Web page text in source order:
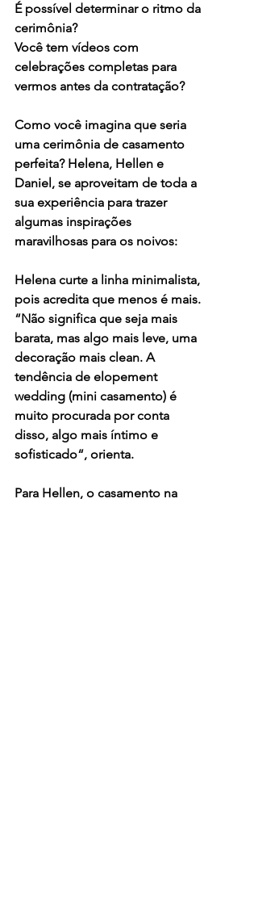
É possível determinar o ritmo da
cerimônia?
Você tem vídeos com
celebrações completas para
vermos antes da contratação?
Como você imagina que seria
uma cerimônia de casamento
perfeita? Helena, Hellen e
Daniel, se aproveitam de toda a
sua experiência para trazer
algumas inspirações
maravilhosas para os noivos:
Helena curte a linha minimalista,
pois acredita que menos é mais.
“Não significa que seja mais
barata, mas algo mais leve, uma
decoração mais clean. A
tendência de elopement
wedding (mini casamento) é
muito procurada por conta
disso, algo mais íntimo e
sofisticado“, orienta.
Para Hellen, o casamento na